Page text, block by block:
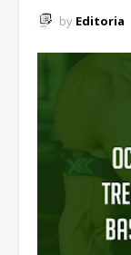
by Editoria